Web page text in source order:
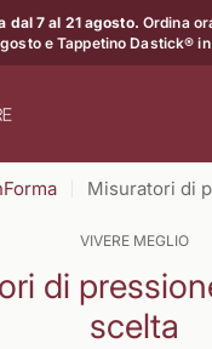
dal 7 al 21 agosto. Ordina
e Tappetino Dastick®
VIVERE MEGLIO
di
scelta